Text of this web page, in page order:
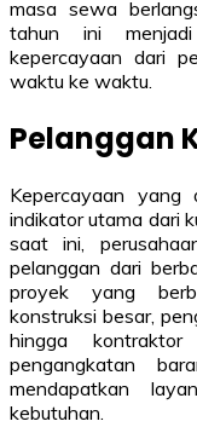
masa sewa
tahun ini
kepercayaan dari
waktu ke waktu.
Pelanggan
Kepercayaan yang
indikator utama dari
saat ini,
pelanggan dari
proyek yang
konstruksi besar,
hingga
pengangkatan
mendapatkan
kebutuhan.